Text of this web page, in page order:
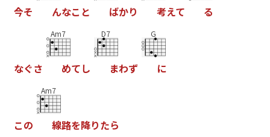
今そ んなこ と ばかり 考えて る
なぐさ
Am7
めてし
D7
まわず
G
に
この
Am7
線路を降りたら